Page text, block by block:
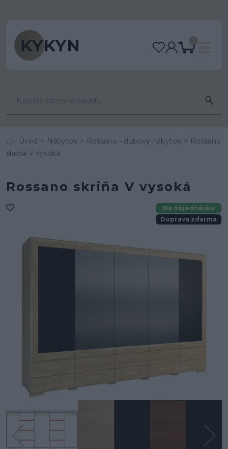
0
Úvod Nábytok Rossano - dubový nábytok
Rossano
skriňa V vysoká
Rossano skriňa V vysoká
Na objednávku
Doprava zdarma